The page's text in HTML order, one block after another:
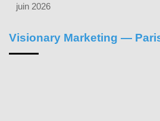
juin 2026
Visionary Marketing —